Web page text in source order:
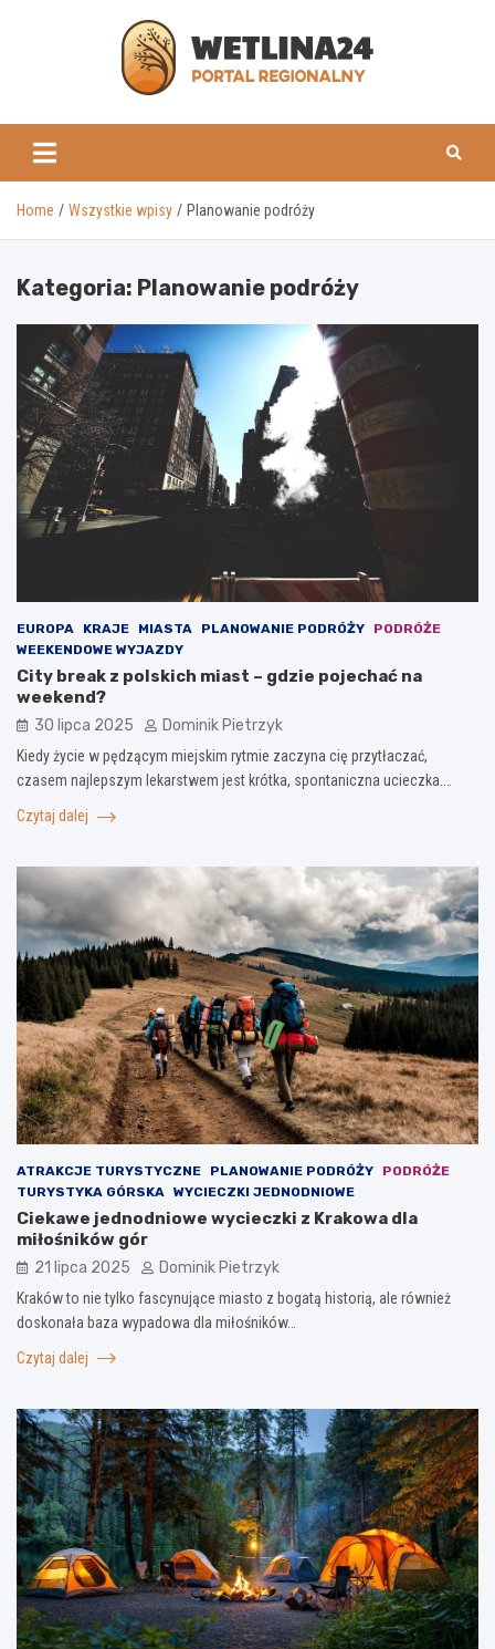
www.wetlina24.pl
Home Wszystkie wpisy Planowanie podróży
Kategoria: Planowanie podróży
EUROPA KRAJE MIASTA PLANOWANIE PODRÓŻY
PODRÓŻE
WEEKENDOWE WYJAZDY
City break z polskich miast – gdzie pojechać na
weekend?
30 lipca 2025 Dominik Pietrzyk
Kiedy życie w pędzącym miejskim rytmie zaczyna cię przytłaczać,
czasem najlepszym lekarstwem jest krótka, spontaniczna ucieczka.…
Czytaj dalej
ATRAKCJE TURYSTYCZNE PLANOWANIE PODRÓŻY
PODRÓŻE
TURYSTYKA GÓRSKA
WYCIECZKI JEDNODNIOWE
Ciekawe jednodniowe wycieczki z Krakowa dla
miłośników gór
21 lipca 2025 Dominik Pietrzyk
Kraków to nie tylko fascynujące miasto z bogatą historią, ale również
doskonała baza wypadowa dla miłośników…
Czytaj dalej